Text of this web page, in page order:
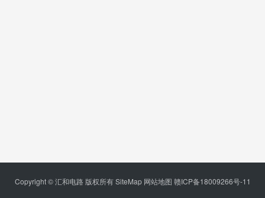
Copyright © 汇和电路 版权所有SiteMap 网站地图 赣ICP备18009266号-11